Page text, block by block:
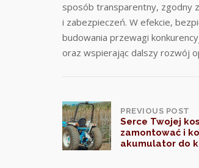
sposób transparentny, zgodny
i zabezpieczeń. W efekcie,
budowania przewagi
oraz wspierając dalszy rozwój
Post
navigation
PREVIOUS POST
Serce Twojej
zamontować i
akumulator do